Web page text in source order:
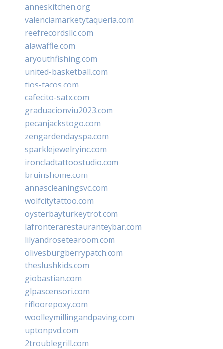
anneskitchen.org
valenciamarketytaqueria.com
reefrecordsllc.com
alawaffle.com
aryouthfishing.com
united-basketball.com
tios-tacos.com
cafecito-satx.com
graduacionviu2023.com
pecanjackstogo.com
zengardendayspa.com
sparklejewelryinc.com
ironcladtattoostudio.com
bruinshome.com
annascleaningsvc.com
wolfcitytattoo.com
oysterbayturkeytrot.com
lafronterarestauranteybar.com
lilyandrosetearoom.com
olivesburgberrypatch.com
theslushkids.com
giobastian.com
glpascensori.com
rifloorepoxy.com
woolleymillingandpaving.com
uptonpvd.com
2troublegrill.com